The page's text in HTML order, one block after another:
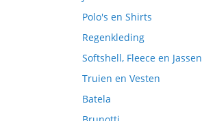
Polo's en Shirts
Regenkleding
Softshell, Fleece en Jassen
Truien en Vesten
Batela